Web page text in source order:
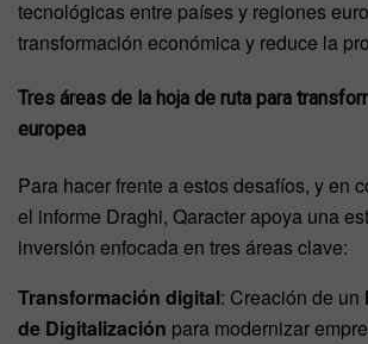
tecnológicas entre países y regiones
transformación económica y reduce la
Tres áreas de la hoja de ruta para
europea
Para hacer frente a estos desafíos, y en
el informe Draghi, Qaracter apoya una
inversión enfocada en tres áreas clave:
Transformación digital: Creación de un
de Digitalización para modernizar